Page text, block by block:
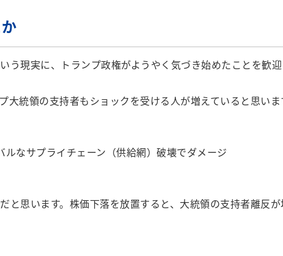
現実に、トランプ政権がようやく気づき始めたことを歓迎
統領の支持者もショックを受ける人が増えていると思いま
なサプライチェーン（供給網）破壊でダメージ
思います。株価下落を放置すると、大統領の支持者離反が